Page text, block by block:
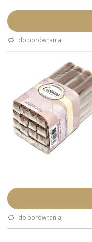
do porównania
do porównania